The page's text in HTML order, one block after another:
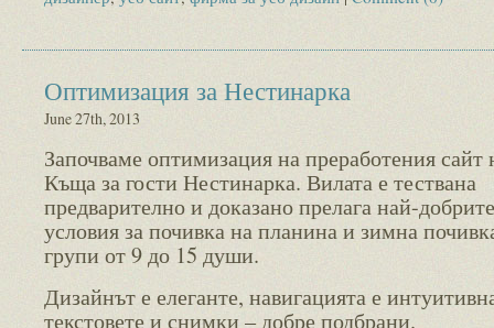
Оптимизация за Нестинарка
June 27th, 2013
Започваме оптимизация на преработения сайт
Къща за гости Нестинарка. Вилата е тествана
предварително и доказано прелага най-добрите
условия за почивка на планина и зимна
групи от 9 до 15 души.
Дизайнът е елеганте, навигацията е
текстовете и снимки – добре подбрани.